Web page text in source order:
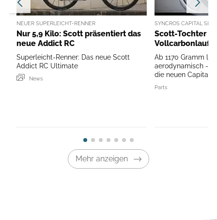
NEUER SUPERLEICHT-RENNER
Nur 5,9 Kilo: Scott präsentiert das
neue Addict RC
Superleicht-Renner: Das neue Scott
Addict RC Ultimate
News
SYNCROS CAPITAL SL
Scott-Tochter
Ab 1170 Gramm
aerodynamisch -
die neuen Capital
Parts
Mehr anzeigen